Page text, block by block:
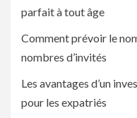
parfait à tout âge
Comment prévoir le
nombres d’invités
Les avantages d’un
pour les expatriés